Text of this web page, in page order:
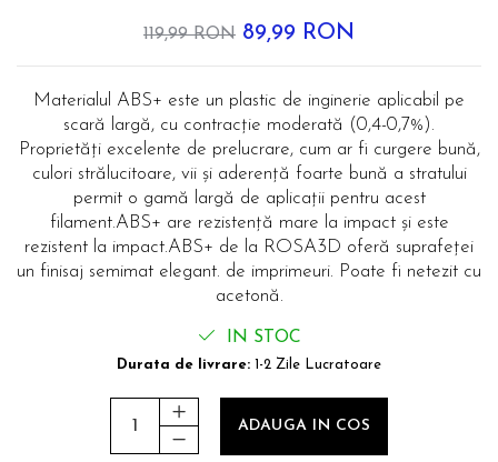
119,99 RON 89,99 RON
Materialul ABS+ este un plastic de inginerie aplicabil pe
scară largă, cu contracție moderată (0,4-0,7%).
Proprietăți excelente de prelucrare, cum ar fi curgere bună,
culori strălucitoare, vii și aderență foarte bună a stratului
permit o gamă largă de aplicații pentru acest
filament.ABS+ are rezistență mare la impact și este
rezistent la impact.ABS+ de la ROSA3D oferă suprafeței
un finisaj semimat elegant. de imprimeuri. Poate fi netezit cu
acetonă.
IN STOC
Durata de livrare: 1-2 Zile Lucratoare
ADAUGA IN COS